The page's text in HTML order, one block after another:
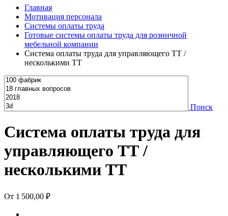
Главная
Мотивация персонала
Системы оплаты труда
Готовые системы оплаты труда для розничной
мебельной компании
Система оплаты труда для управляющего ТТ /
несколькими ТТ
Поиск
Система оплаты труда для
управляющего ТТ /
несколькими ТТ
От 1 500,00 ₽